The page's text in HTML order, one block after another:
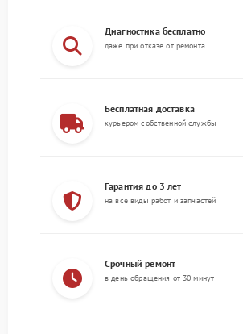
Диагностика бесплатно
даже при отказе от ремонта
Бесплатная доставка
курьером собственной службы
Гарантия до 3 лет
на все виды работ и запчастей
Срочный ремонт
в день обращения от 30 минут